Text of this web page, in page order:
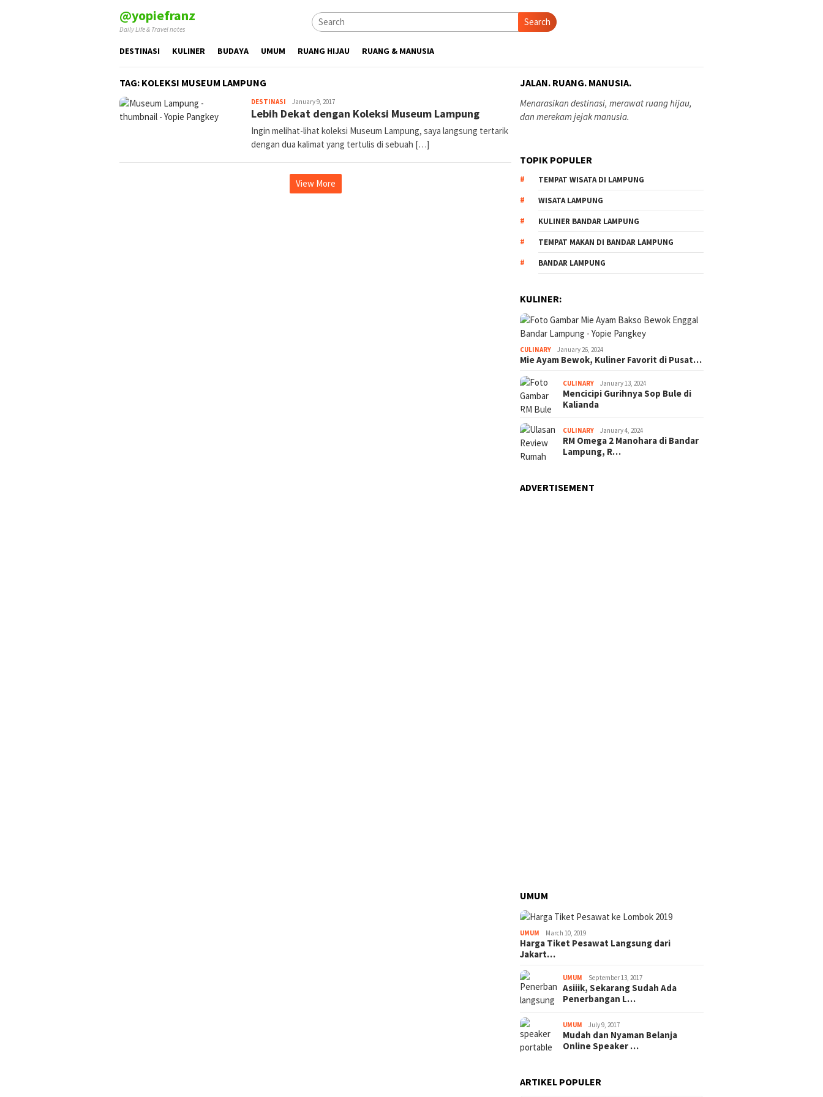
@yopiefranz
Daily Life & Travel notes
Search
DESTINASI KULINER BUDAYA UMUM RUANG HIJAU RUANG & MANUSIA
TAG: KOLEKSI MUSEUM LAMPUNG
DESTINASI yopiefranz
January 9, 2017
Lebih Dekat dengan Koleksi Museum Lampung
Ingin melihat-lihat koleksi Museum Lampung, saya langsung tertarik
dengan dua kalimat yang tertulis di sebuah […]
View More
JALAN. RUANG. MANUSIA.
Menarasikan destinasi, merawat ruang hijau,
dan merekam jejak manusia.
TOPIK POPULER
TEMPAT WISATA DI LAMPUNG
WISATA LAMPUNG
KULINER BANDAR LAMPUNG
TEMPAT MAKAN DI BANDAR LAMPUNG
BANDAR LAMPUNG
KULINER:
CULINARY January 26, 2024
Mie Ayam Bewok, Kuliner Favorit di Pusat…
CULINARY January 13, 2024
Mencicipi Gurihnya Sop Bule di
Kalianda
CULINARY January 4, 2024
RM Omega 2 Manohara di Bandar
Lampung, R…
ADVERTISEMENT
UMUM
UMUM March 10, 2019
Harga Tiket Pesawat Langsung dari
Jakart…
UMUM September 13, 2017
Asiiik, Sekarang Sudah Ada
Penerbangan L…
UMUM July 9, 2017
Mudah dan Nyaman Belanja
Online Speaker …
ARTIKEL POPULER